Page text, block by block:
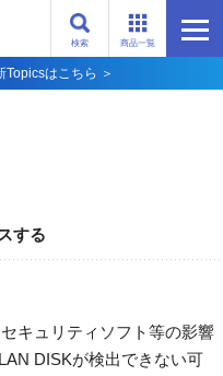
商品一覧
検索
はこちら ＞
する
キュリティソフト等の影響
DISKが検出できない可